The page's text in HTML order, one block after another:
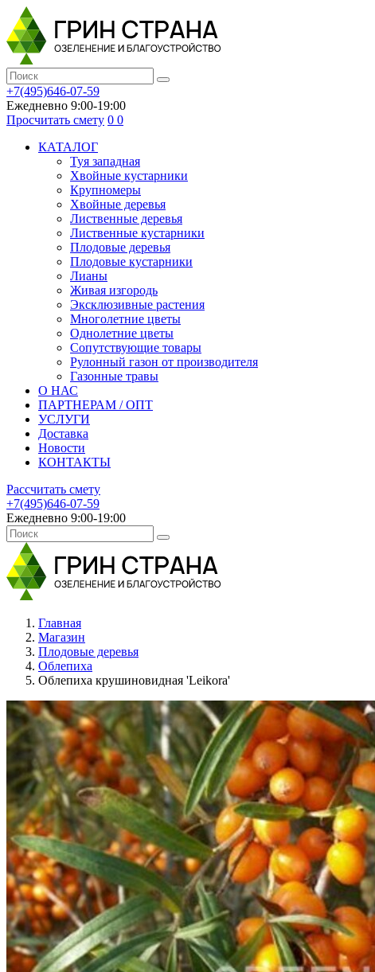
+7(495)646-07-59
Ежедневно 9:00-19:00
Просчитать смету 0 0
КАТАЛОГ
Туя западная
Хвойные кустарники
Крупномеры
Хвойные деревья
Лиственные деревья
Лиственные кустарники
Плодовые деревья
Плодовые кустарники
Лианы
Живая изгородь
Эксклюзивные растения
Многолетние цветы
Однолетние цветы
Сопутствующие товары
Рулонный газон от производителя
Газонные травы
О НАС
ПАРТНЕРАМ / ОПТ
УСЛУГИ
Доставка
Новости
КОНТАКТЫ
Рассчитать смету
+7(495)646-07-59
Ежедневно 9:00-19:00
Главная
Магазин
Плодовые деревья
Облепиха
Облепиха крушиновидная 'Leikora'